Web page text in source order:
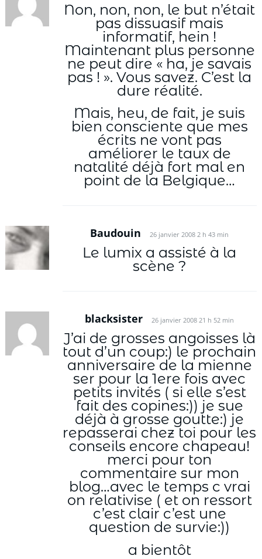
Non, non, non, le but n’était
pas dissuasif mais
informatif, hein !
Maintenant plus personne
ne peut dire « ha, je savais
pas ! ». Vous savez. C’est la
dure réalité.
Mais, heu, de fait, je suis
bien consciente que mes
écrits ne vont pas
améliorer le taux de
natalité déjà fort mal en
point de la Belgique…
Baudouin 26 janvier 2008 2 h 43 min
Le lumix a assisté à la
scène ?
blacksister 26 janvier 2008 21 h 52 min
J’ai de grosses angoisses là
tout d’un coup:) le prochain
anniversaire de la mienne
ser pour la 1ere fois avec
petits invités ( si elle s’est
fait des copines:)) je sue
déjà à grosse goutte:) je
repasserai chez toi pour les
conseils encore chapeau!
merci pour ton
commentaire sur mon
blog…avec le temps c vrai
on relativise ( et on ressort
c’est clair c’est une
question de survie:))
a bientôt